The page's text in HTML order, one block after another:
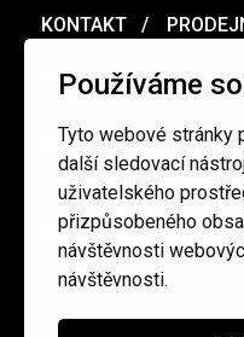
Používáme
Tyto webové stránky
další sledovací
uživatelského
přizpůsobeného
návštěvnosti
návštěvnosti.
KONTAKT
MERCH VOUCHER
Ochrana osobních údajů
redakce@cinepur.cz